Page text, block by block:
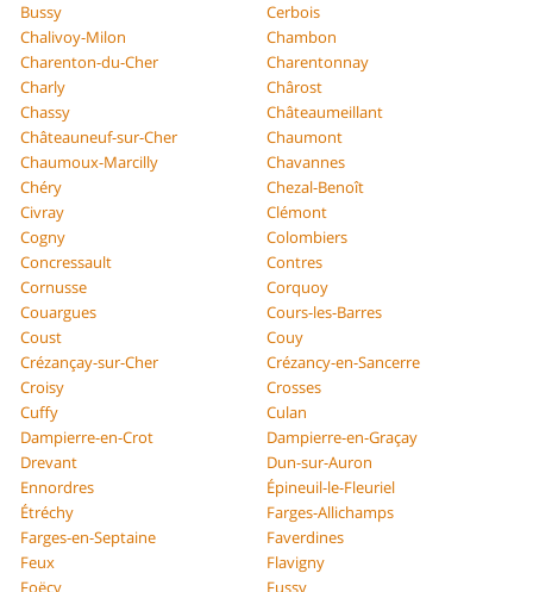
Bussy
Cerbois
Chalivoy-Milon
Chambon
Charenton-du-Cher
Charentonnay
Charly
Chârost
Chassy
Châteaumeillant
Châteauneuf-sur-Cher
Chaumont
Chaumoux-Marcilly
Chavannes
Chéry
Chezal-Benoît
Civray
Clémont
Cogny
Colombiers
Concressault
Contres
Cornusse
Corquoy
Couargues
Cours-les-Barres
Coust
Couy
Crézançay-sur-Cher
Crézancy-en-Sancerre
Croisy
Crosses
Cuffy
Culan
Dampierre-en-Crot
Dampierre-en-Graçay
Drevant
Dun-sur-Auron
Ennordres
Épineuil-le-Fleuriel
Étréchy
Farges-Allichamps
Farges-en-Septaine
Faverdines
Feux
Flavigny
Foëcy
Fussy